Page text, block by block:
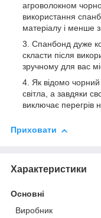
агроволокном
використання
матеріалу і менше
Спанбонд дуже
скласти після
зручному для вас
Як відомо чорний
світла, а завдяки
виключає перегрів
Приховати
Характеристики
Основні
Виробник